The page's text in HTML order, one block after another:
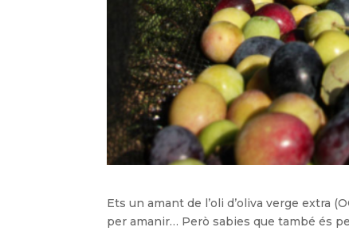
Ets un amant de l’oli d’oliva verge extra
per amanir… Però sabies que també és